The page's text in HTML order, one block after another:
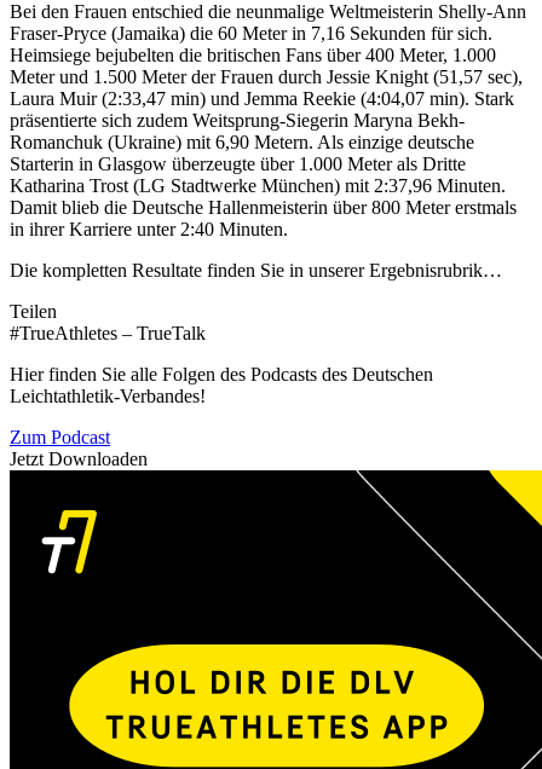
Bei den Frauen entschied die neunmalige Weltmeisterin Shelly-Ann
Fraser-Pryce (Jamaika) die 60 Meter in 7,16 Sekunden für sich.
Heimsiege bejubelten die britischen Fans über 400 Meter, 1.000
Meter und 1.500 Meter der Frauen durch Jessie Knight (51,57 sec),
Laura Muir (2:33,47 min) und Jemma Reekie (4:04,07 min). Stark
präsentierte sich zudem Weitsprung-Siegerin Maryna Bekh-
Romanchuk (Ukraine) mit 6,90 Metern. Als einzige deutsche
Starterin in Glasgow überzeugte über 1.000 Meter als Dritte
Katharina Trost (LG Stadtwerke München) mit 2:37,96 Minuten.
Damit blieb die Deutsche Hallenmeisterin über 800 Meter erstmals
in ihrer Karriere unter 2:40 Minuten.
Die kompletten Resultate finden Sie in unserer Ergebnisrubrik…
Teilen
#TrueAthletes – TrueTalk
Hier finden Sie alle Folgen des Podcasts des Deutschen
Leichtathletik-Verbandes!
Zum Podcast
Jetzt Downloaden